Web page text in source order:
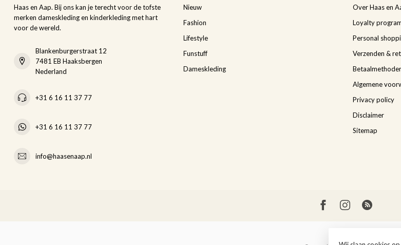
Haas en Aap. Bij ons kan je terecht voor de tofste
merken dameskleding en kinderkleding met hart
voor de wereld.
Blankenburgerstraat 12
7481 EB Haaksbergen
Nederland
+31 6 16 11 37 77
+31 6 16 11 37 77
info@haasenaap.nl
Nieuw
Fashion
Lifestyle
Funstuff
Dameskleding
Over Haas en
Loyalty
Personal
Verzenden &
Algemene
Privacy policy
Disclaimer
Sitemap